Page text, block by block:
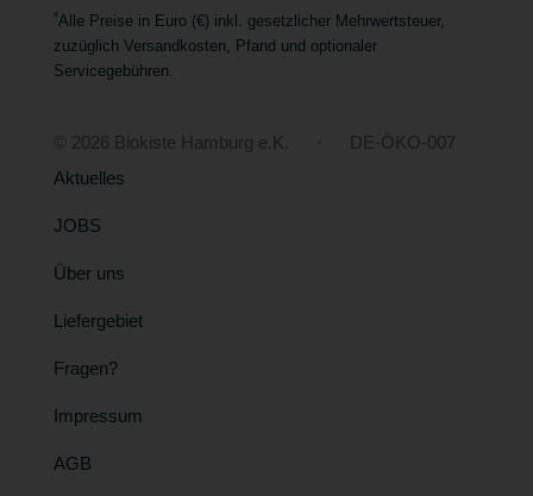
*Alle Preise in Euro (€) inkl. gesetzlicher Mehrwertsteuer,
zuzüglich Versandkosten, Pfand und optionaler
Servicegebühren.
© 2026 Biokiste Hamburg e.K. · DE-ÖKO-007
Aktuelles
JOBS
Über uns
Liefergebiet
Fragen?
Impressum
AGB